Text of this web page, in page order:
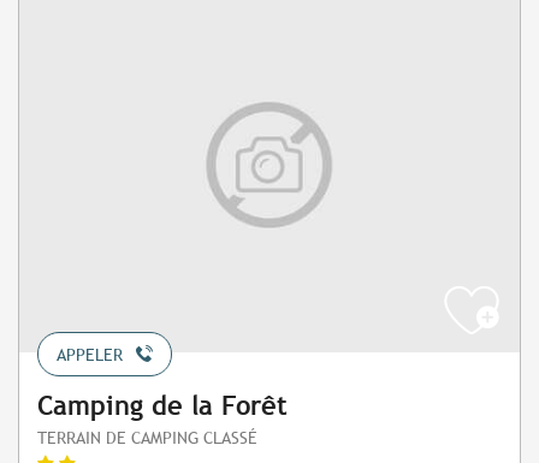
APPELER
Camping de la Forêt
TERRAIN DE CAMPING CLASSÉ